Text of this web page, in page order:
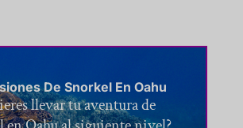
De Snorkel En Oahu
llevar tu aventura de